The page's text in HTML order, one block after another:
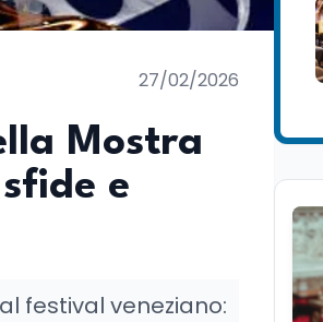
27/02/2026
Mostra
e
festival veneziano: